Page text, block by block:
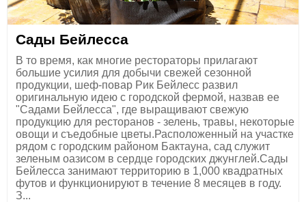
Сады Бейлесса
В то время, как многие рестораторы прилагают
большие усилия для добычи свежей сезонной
продукции, шеф-повар Рик Бейлесс развил
оригинальную идею с городской фермой, назвав ее
"Садами Бейлесса", где выращивают свежую
продукцию для ресторанов - зелень, травы, некоторые
овощи и съедобные цветы.Расположенный на участке
рядом с городским районом Бактауна, сад служит
зеленым оазисом в сердце городских джунглей.Сады
Бейлесса занимают территорию в 1,000 квадратных
футов и функционируют в течение 8 месяцев в году.
З...